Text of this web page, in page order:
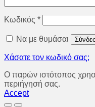
Κωδικός *
Να με θυμάσαι
Χάσατε τον κωδικό σας;
O παρών ιστότοπος
περιήγησή σας.
Accept